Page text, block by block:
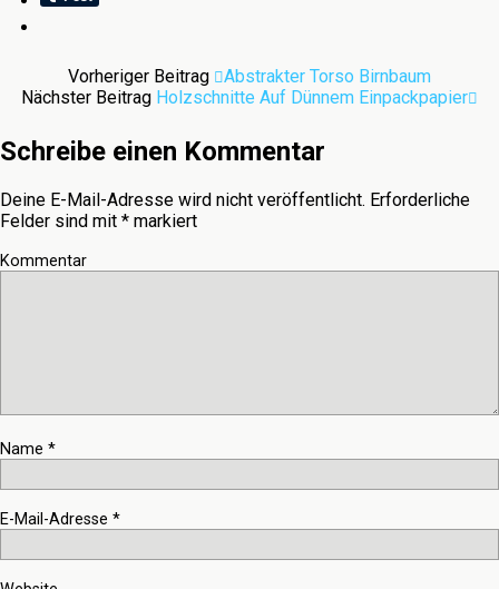
Vorheriger Beitrag
Abstrakter Torso Birnbaum
Nächster Beitrag Holzschnitte Auf Dünnem Einpackpapier
Schreibe einen Kommentar
Deine E-Mail-Adresse wird nicht veröffentlicht. Erforderliche
Felder sind mit * markiert
Kommentar
Name *
E-Mail-Adresse *